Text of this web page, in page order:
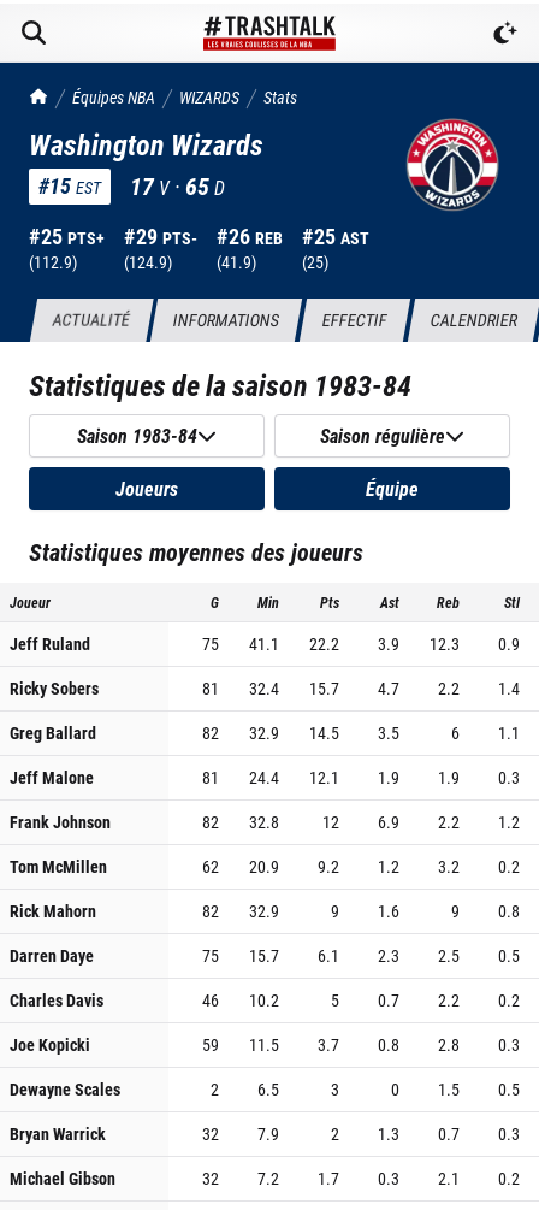
TrashTalk Actu NBA
Équipes NBA WIZARDS Stats
Washington Wizards
#15 EST 17 V ·65D
#25 PTS+
(112.9)
#29 PTS-
(124.9)
#26 REB
(41.9)
#25 AST
(25)
ACTUALITÉ INFORMATIONS EFFECTIF CALENDRIER
Statistiques de la saison 1983-84
Saison 1983-84 Saison régulière
Joueurs Équipe
Statistiques moyennes des joueurs
Joueur G Min Pts Ast Reb Stl
Jeff Ruland 75 41.1 22.2 3.9 12.3
0.9
Ricky Sobers
81 32.4 15.7 4.7 2.2
1.4
Greg Ballard
82 32.9 14.5 3.5 6
1.1
Jeff Malone
81 24.4 12.1 1.9 1.9
0.3
Frank Johnson
82 32.8 12 6.9 2.2
1.2
Tom McMillen
62 20.9 9.2 1.2 3.2
0.2
Rick Mahorn
82 32.9 9 1.6 9
0.8
Darren Daye
75 15.7 6.1 2.3 2.5
0.5
Charles Davis
46 10.2 5 0.7 2.2
0.2
Joe Kopicki
59 11.5 3.7 0.8 2.8
0.3
Dewayne Scales
2 6.5 3 0 1.5
0.5
Bryan Warrick
32 7.9 2 1.3 0.7
0.3
Michael Gibson
32 7.2 1.7 0.3 2.1
0.2